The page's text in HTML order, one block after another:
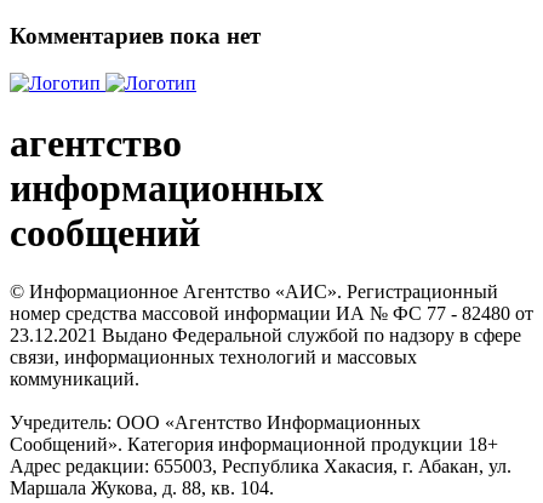
Комментариев пока нет
агентство
информационных
сообщений
© Информационное Агентство «АИС». Регистрационный
номер средства массовой информации ИА № ФС 77 - 82480 от
23.12.2021 Выдано Федеральной службой по надзору в сфере
связи, информационных технологий и массовых
коммуникаций.
Учредитель: ООО «Агентство Информационных
Сообщений». Категория информационной продукции 18+
Адрес редакции: 655003, Республика Хакасия, г. Абакан, ул.
Маршала Жукова, д. 88, кв. 104.